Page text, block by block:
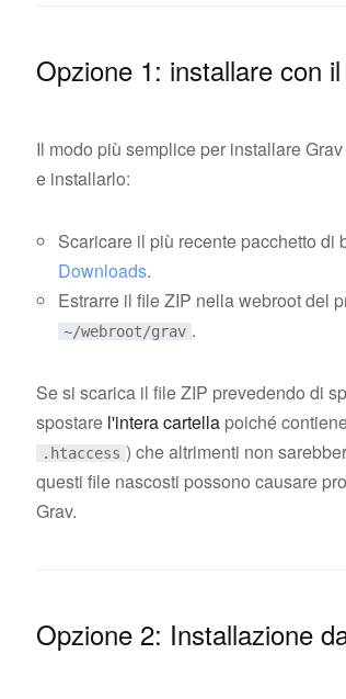
Opzione 1: installare con
Il modo più semplice per installare
e installarlo:
Scaricare il più recente pacchetto di
Downloads.
Estrarre il file ZIP nella webroot del
~/webroot/grav .
Se si scarica il file ZIP prevedendo di
spostare l'intera cartella poiché
.htaccess ) che altrimenti non
questi file nascosti possono causare
Grav.
Opzione 2: Installazione